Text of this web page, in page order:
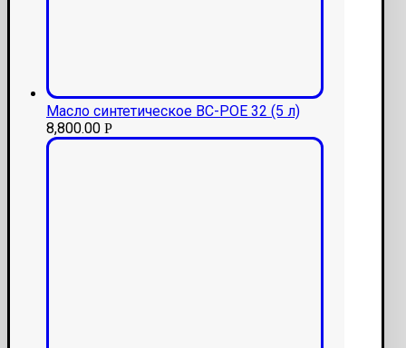
Масло синтетическое BC-PОЕ 32 (5 л)
8,800.00 Р